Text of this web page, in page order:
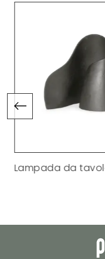
Lampada da